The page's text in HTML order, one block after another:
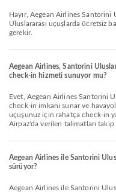
Hayır, Aegean Airlines Santorini Uluslararası Havalimanı varışlı Yerel &
Uluslararası uçuşlarda ücretsiz
gerekir.
Aegean Airlines, Santorini
check-in hizmeti sunuyor mu?
Evet, Aegean Airlines Santorini Uluslararası Havalimanı uçuşları için online
check-in imkanı sunar ve
uçuşunuz için rahatça check-in
Airpaz'da verilen talimatları
Aegean Airlines ile Santorini
sürüyor?
Aegean Airlines ile Santorini Uluslararası Havalimanı (JTR) varışlı uçuşun